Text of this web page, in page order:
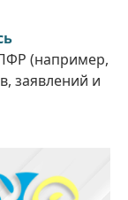
(например,
заявлений и